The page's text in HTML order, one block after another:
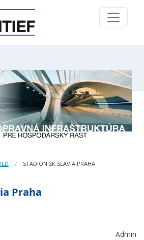
STADION SK SLAVIA PRAHA
Praha
Admin